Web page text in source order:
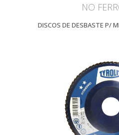
NO
DISCOS DE DESBASTE P/